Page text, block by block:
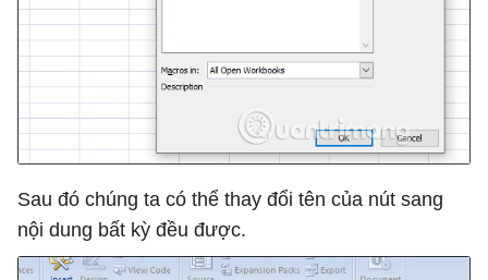
Sau đó chúng ta có thể thay đổi tên của nút sang
nội dung bất kỳ đều được.